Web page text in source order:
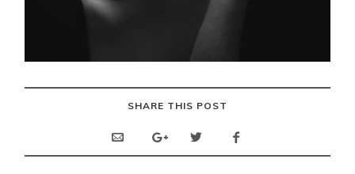
SHARE THIS POST